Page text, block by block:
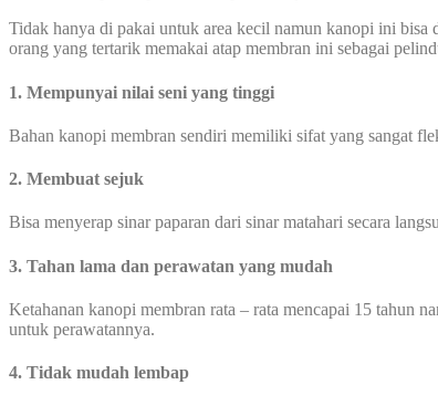
Tidak hanya di pakai untuk area kecil namun kanopi ini bisa
orang yang tertarik memakai atap membran ini sebagai
1. Mempunyai nilai seni yang tinggi
Bahan kanopi membran sendiri memiliki sifat yang sangat
2. Membuat sejuk
Bisa menyerap sinar paparan dari sinar matahari secara
3. Tahan lama dan perawatan yang mudah
Ketahanan kanopi membran rata – rata mencapai 15 tahun
untuk perawatannya.
4. Tidak mudah lembap